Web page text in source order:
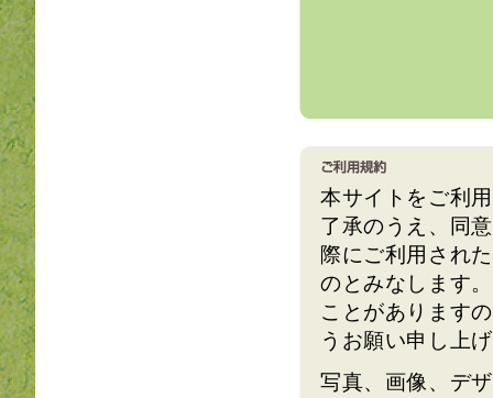
本サイトをご利
了承のうえ、同
際にご利用され
のとみなします
ことがあります
うお願い申し上
写真、画像、デ